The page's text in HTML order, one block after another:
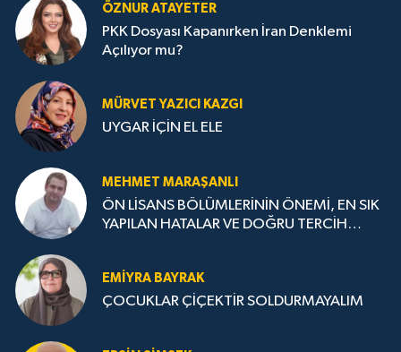
ÖZNUR ATAYETER
PKK Dosyası Kapanırken İran Denklemi
Açılıyor mu?
MÜRVET YAZICI KAZGI
UYGAR İÇİN EL ELE
MEHMET MARAŞANLI
ÖN LİSANS BÖLÜMLERİNİN ÖNEMİ, EN SIK
YAPILAN HATALAR VE DOĞRU TERCİH
EMIYRA BAYRAK
ÇOCUKLAR ÇİÇEKTİR SOLDURMAYALIM